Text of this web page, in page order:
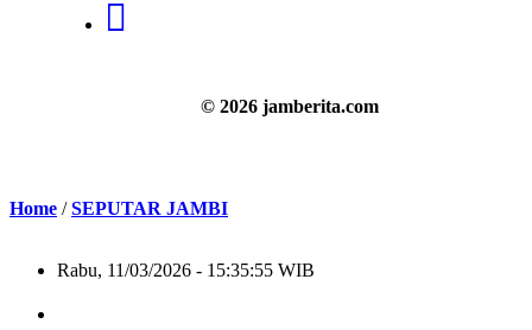
© 2026 jamberita.com
Home /SEPUTAR JAMBI
Rabu, 11/03/2026 - 15:35:55 WIB